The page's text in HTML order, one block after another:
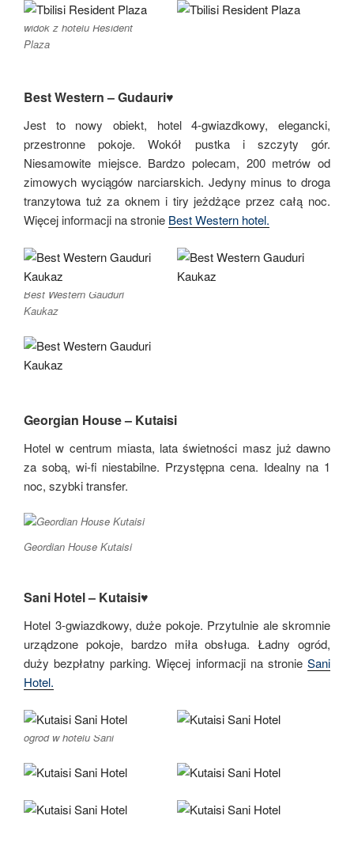
widok z hotelu Resident
Plaza
Best Western – Gudauri♥
Jest to nowy obiekt, hotel 4-gwiazdkowy, elegancki,
przestronne pokoje. Wokół pustka i szczyty gór.
Niesamowite miejsce. Bardzo polecam, 200 metrów od
zimowych wyciągów narciarskich. Jedyny minus to droga
tranzytowa tuż za oknem i tiry jeżdżące przez całą noc.
Więcej informacji na stronie Best Western hotel.
Best Western Gauduri
Kaukaz
Georgian House – Kutaisi
Hotel w centrum miasta, lata świetności masz już dawno
za sobą, wi-fi niestabilne. Przystępna cena. Idealny na 1
noc, szybki transfer.
Geordian House Kutaisi
Sani Hotel – Kutaisi♥
Hotel 3-gwiazdkowy, duże pokoje. Przytulnie ale skromnie
urządzone pokoje, bardzo miła obsługa. Ładny ogród,
duży bezpłatny parking. Więcej informacji na stronie Sani
Hotel.
ogród w hotelu Sani